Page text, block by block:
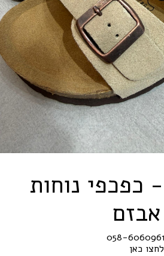
כפכפי נוחות
058-6060961
לחצו כאן